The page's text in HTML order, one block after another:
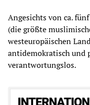
Angesichts von ca.
(die größte
westeuropäischen
antidemokratisch und
verantwortungslos.